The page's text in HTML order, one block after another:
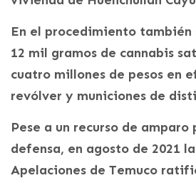
En el procedimiento también
12 mil gramos de cannabis
cuatro millones de pesos en
revólver y municiones de
Pese a un recurso de amparo
defensa, en agosto de 2021
Apelaciones de Temuco